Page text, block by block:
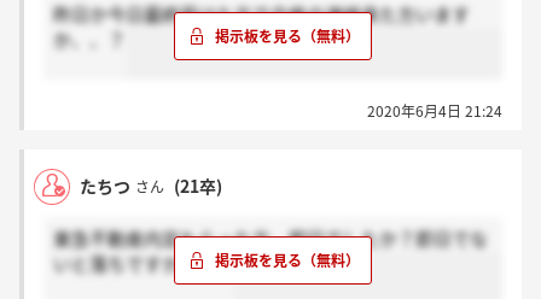
昨日か今日最終受けた方で合格の連絡来た方います
か、、？
2020年6月4日 21:24
たちつ さん (21卒)
東急不動産内定もらった方、即日でしたか？即日でな
いと落ちですかね、、